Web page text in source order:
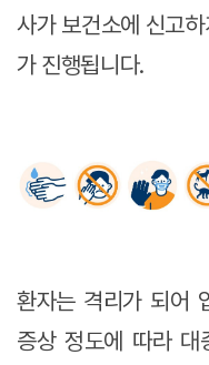
사가 보건소에 신고
가 진행됩니다.
환자는 격리가 되어
증상 정도에 따라 대